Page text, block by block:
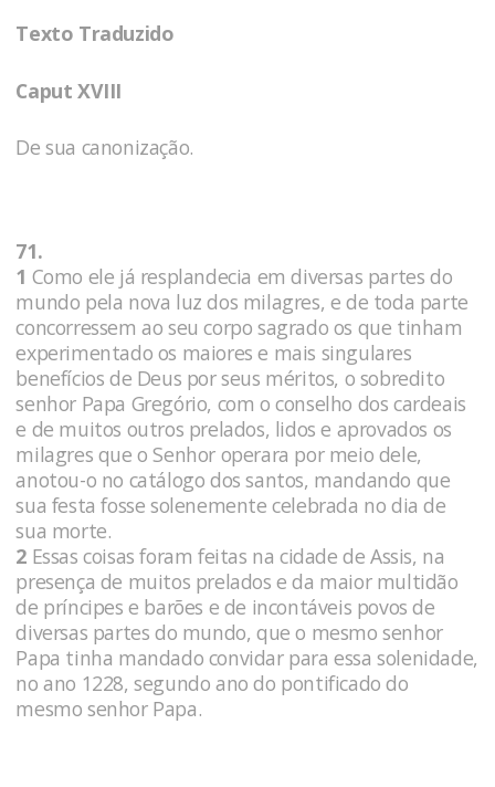
Texto Traduzido
Caput XVIII
De sua canonização.
71.
1 Como ele já resplandecia em diversas partes do
mundo pela nova luz dos milagres, e de toda parte
concorressem ao seu corpo sagrado os que tinham
experimentado os maiores e mais singulares
benefícios de Deus por seus méritos, o sobredito
senhor Papa Gregório, com o conselho dos cardeais
e de muitos outros prelados, lidos e aprovados os
milagres que o Senhor operara por meio dele,
anotou-o no catálogo dos santos, mandando que
sua festa fosse solenemente celebrada no dia de
sua morte.
2 Essas coisas foram feitas na cidade de Assis, na
presença de muitos prelados e da maior multidão
de príncipes e barões e de incontáveis povos de
diversas partes do mundo, que o mesmo senhor
Papa tinha mandado convidar para essa solenidade,
no ano 1228, segundo ano do pontificado do
mesmo senhor Papa.